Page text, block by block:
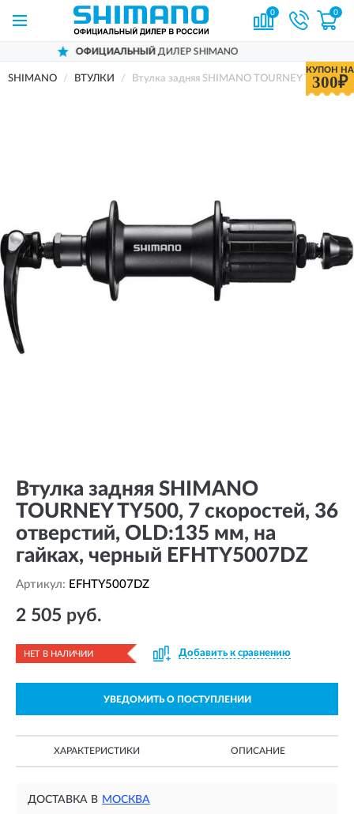
0 0
ДИЛЕР SHIMANO
КУПОН НА
300₽
SHIMANO ВТУЛКИ Втулка задняя SHIMANO TOURNEY TY500,
Втулка задняя SHIMANO
TOURNEY TY500, 7 скоростей, 36
отверстий, OLD:135 мм, на
гайках, черный EFHTY5007DZ
Артикул: EFHTY5007DZ
2 505 руб.
НЕТ В НАЛИЧИИ Добавить к сравнению
УВЕДОМИТЬ О ПОСТУПЛЕНИИ
ХАРАКТЕРИСТИКИ ОПИСАНИЕ
ДОСТАВКА В МОСКВА